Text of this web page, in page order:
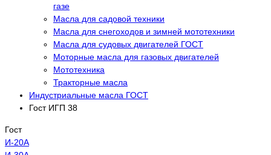
газе
Масла для садовой техники
Масла для снегоходов и зимней мототехники
Масла для судовых двигателей ГОСТ
Моторные масла для газовых двигателей
Мототехника
Тракторные масла
Индустриальные масла ГОСТ
Гост ИГП 38
Гост
И-20А